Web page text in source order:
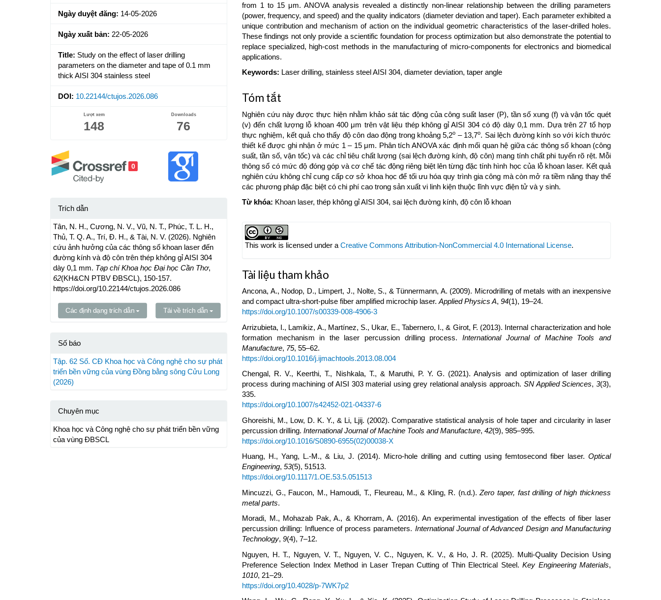
Ngày duyệt đăng: 14-05-2026
Ngày xuất bản: 22-05-2026
Title: Study on the effect of laser drilling
parameters on the diameter and tape of 0.1 mm
thick AISI 304 stainless steel
DOI: 10.22144/ctujos.2026.086
Lượt xem
148
Downloads
76
0
Trích dẫn
Tân, N. H., Cương, N. V., Vũ, N. T., Phúc, T. L. H.,
Thủ, T. Q. A., Trí, Đ. H., & Tài, N. V. (2026). Nghiên
cứu ảnh hưởng của các thông số khoan laser đến
đường kính và độ côn trên thép không gỉ AISI 304
dày 0,1 mm. Tạp chí Khoa học Đại học Cần Thơ,
62(KH&CN PTBV ĐBSCL), 150-157.
https://doi.org/10.22144/ctujos.2026.086
Các định dạng trích dẫn Tải về trích dẫn
Số báo
Tập. 62 Số. CĐ Khoa học và Công nghệ cho sự phát
triển bền vững của vùng Đồng bằng sông Cửu Long
(2026)
Chuyên mục
Khoa học và Công nghệ cho sự phát triển bền vững
của vùng ĐBSCL
from 1 to 15 μm. ANOVA analysis revealed a distinctly non-linear relationship between the drilling parameters
(power, frequency, and speed) and the quality indicators (diameter deviation and taper). Each parameter exhibited a
unique contribution and mechanism of action on the individual geometric characteristics of the laser-drilled holes.
These findings not only provide a scientific foundation for process optimization but also demonstrate the potential to
replace specialized, high-cost methods in the manufacturing of micro-components for electronics and biomedical
applications.
Keywords: Laser drilling, stainless steel AISI 304, diameter deviation, taper angle
Tóm tắt
Nghiên cứu này được thực hiện nhằm khảo sát tác động của công suất laser (P), tần số xung (f) và vận tốc quét
(v) đến chất lượng lỗ khoan 400 μm trên vật liệu thép không gỉ AISI 304 có độ dày 0,1 mm. Dựa trên 27 tổ hợp
thực nghiệm, kết quả cho thấy độ côn dao động trong khoảng 5,2o – 13,7o. Sai lệch đường kính so với kích thước
thiết kế được ghi nhận ở mức 1 – 15 μm. Phân tích ANOVA xác định mối quan hệ giữa các thông số khoan (công
suất, tần số, vận tốc) và các chỉ tiêu chất lượng (sai lệch đường kính, độ côn) mang tính chất phi tuyến rõ rệt. Mỗi
thông số có mức độ đóng góp và cơ chế tác động riêng biệt lên từng đặc tính hình học của lỗ khoan laser. Kết quả
nghiên cứu không chỉ cung cấp cơ sở khoa học để tối ưu hóa quy trình gia công mà còn mở ra tiềm năng thay thế
các phương pháp đặc biệt có chi phí cao trong sản xuất vi linh kiện thuộc lĩnh vực điện tử và y sinh.
Từ khóa: Khoan laser, thép không gỉ AISI 304, sai lệch đường kính, độ côn lỗ khoan
Article
Details
This work is licensed under a Creative Commons Attribution-NonCommercial 4.0 International License.
Tài liệu tham khảo
Ancona, A., Nodop, D., Limpert, J., Nolte, S., & Tünnermann, A. (2009). Microdrilling of metals with an inexpensive
and compact ultra-short-pulse fiber amplified microchip laser. Applied Physics A, 94(1), 19–24.
https://doi.org/10.1007/s00339-008-4906-3
Arrizubieta, I., Lamikiz, A., Martínez, S., Ukar, E., Tabernero, I., & Girot, F. (2013). Internal characterization and hole
formation mechanism in the laser percussion drilling process. International Journal of Machine Tools and
Manufacture, 75, 55–62.
https://doi.org/10.1016/j.ijmachtools.2013.08.004
Chengal, R. V., Keerthi, T., Nishkala, T., & Maruthi, P. Y. G. (2021). Analysis and optimization of laser drilling
process during machining of AISI 303 material using grey relational analysis approach. SN Applied Sciences,3(3),
335.
https://doi.org/10.1007/s42452-021-04337-6
Ghoreishi, M., Low, D. K. Y., & Li, Ljij. (2002). Comparative statistical analysis of hole taper and circularity in laser
percussion drilling. International Journal of Machine Tools and Manufacture, 42(9), 985–995.
https://doi.org/10.1016/S0890-6955(02)00038-X
Huang, H., Yang, L.-M., & Liu, J. (2014). Micro-hole drilling and cutting using femtosecond fiber laser. Optical
Engineering, 53(5), 51513.
https://doi.org/10.1117/1.OE.53.5.051513
Mincuzzi, G., Faucon, M., Hamoudi, T., Fleureau, M., & Kling, R. (n.d.).Zero taper, fast drilling of high thickness
metal parts.
Moradi, M., Mohazab Pak, A., & Khorram, A. (2016). An experimental investigation of the effects of fiber laser
percussion drilling: Influence of process parameters. International Journal of Advanced Design and Manufacturing
Technology, 9(4), 7–12.
Nguyen, H. T., Nguyen, V. T., Nguyen, V. C., Nguyen, K. V., & Ho, J. R. (2025). Multi-Quality Decision Using
Preference Selection Index Method in Laser Trepan Cutting of Thin Electrical Steel.Key Engineering Materials,
1010, 21–29.
https://doi.org/10.4028/p-7WK7p2